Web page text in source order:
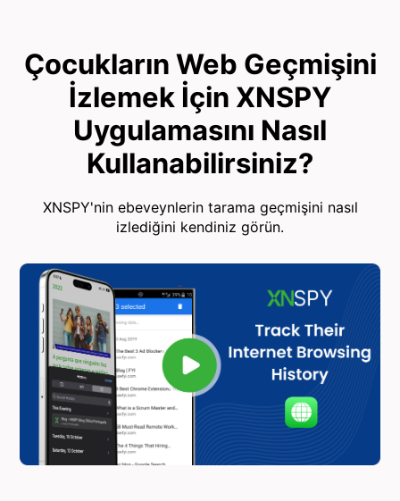
Çocukların Web Geçmişini
İzlemek İçin XNSPY
Uygulamasını Nasıl
Kullanabilirsiniz?
XNSPY'nin ebeveynlerin tarama geçmişini nasıl
izlediğini kendiniz görün.